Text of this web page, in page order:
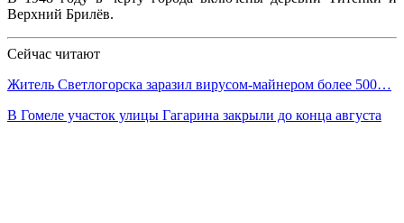
Верхний Брилёв.
Сейчас читают
Житель Светлогорска заразил вирусом-майнером более 500…
В Гомеле участок улицы Гагарина закрыли до конца августа